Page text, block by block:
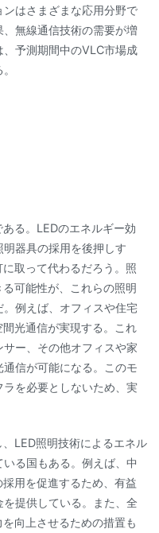
はさまざまな応用分野で
無線通信技術の需要が増
予測期間中のVLC市場成
る。LEDのエネルギー効
器具の採用を後押しす
取って代わるだろう。照
可能性が、これらの照明
例えば、オフィスや住宅
光通信が実現する。これ
ー、その他オフィスや家
信が可能になる。このモ
を必要としないため、実
LED照明技術によるエネル
る国もある。例えば、中
用を促進するため、有益
提供している。また、全
向上させるための措置も